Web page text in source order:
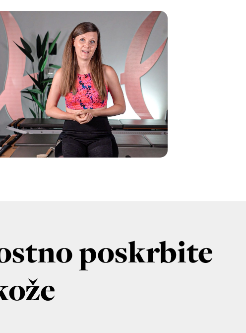
poskrbite